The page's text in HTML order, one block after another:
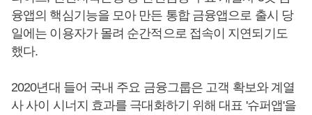
융앱의 핵심기능을 모아 만든 통합 금융앱으로 출시 당
일에는 이용자가 몰려 순간적으로 접속이 지연되기도
했다.
2020년대 들어 국내 주요 금융그룹은 고객 확보와 계열
사 사이 시너지 효과를 극대화하기 위해 대표 '슈퍼앱'을